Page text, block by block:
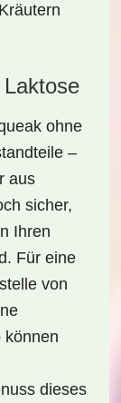
ohne
–
aus
sicher,
Ihren
Für eine
von
können
dieses